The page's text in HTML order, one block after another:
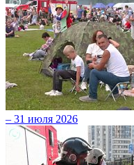
– 31 июля 2026